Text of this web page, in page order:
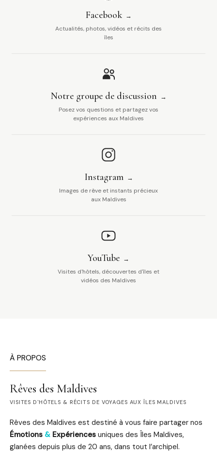
Facebook
Actualités, photos, vidéos et récits des
îles
Notre groupe de discussion
Posez vos questions et partagez vos
expériences aux Maldives
Instagram
Images de rêve et instants précieux
aux Maldives
YouTube
Visites d'hôtels, découvertes d'îles et
vidéos des Maldives
À PROPOS
Rêves des Maldives
VISITES D'HÔTELS & RÉCITS DE VOYAGES AUX ÎLES MALDIVES
Rêves des Maldives est destiné à vous faire partager nos
Émotions & Expériences uniques des Îles Maldives,
glanées depuis plus de 20 ans, dans tout l’archipel.